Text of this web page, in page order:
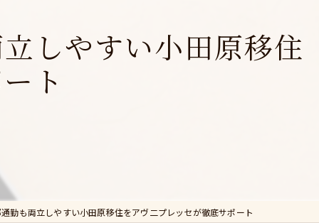
査定
注文住宅
しやすい小田原移住
ト
勤も両立しやすい小田原移住をアヴ二プレッセが徹底サポート